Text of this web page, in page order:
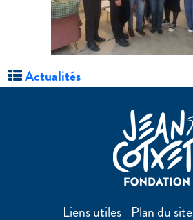
Actualités
Liens utiles Plan du site